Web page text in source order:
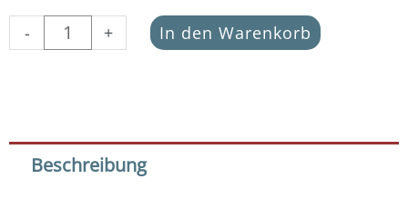
-
925
Silber
+ In den Warenkorb
Beschreibung